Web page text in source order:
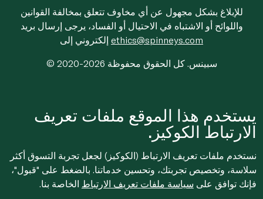
للإبلاغ بشكل مجهول عن أي مخاوف تتعلق بمخالفة القوانين
واللوائح أو الاشتباه في الاحتيال أو الفساد، يرجى إرسال بريد
ethics@spinneys.com
© 2020-2026 سبينس. كل الحقوق محفوظة
يستخدم هذا الموقع ملفات تعريف
الارتباط الكوكيز.
نستخدم ملفات تعريف الارتباط (الكوكيز) لجعل تجربة التسوق أكثر
سلاسة، وتخصيص تجربتك، وتحسين خدماتنا. بالضغط على "قبول"،
فإنك توافق على سياسة ملفات تعريف الارتباط الخاصة بنا.